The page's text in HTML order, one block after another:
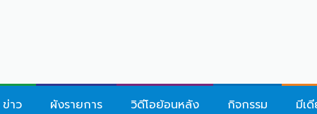
ข่าว ผังรายการ วิดีโอย้อนหลัง กิจกรรม มีเ